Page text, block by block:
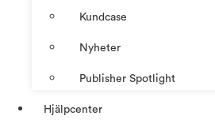
Kundcase
Nyheter
Publisher Spotlight
Hjälpcenter